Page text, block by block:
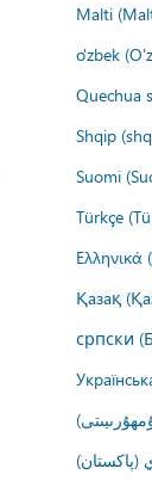
Malti
o'zbek
Quechua
Shqip
Suomi
Türkçe
Ελληνικά
Қазақ
српски
(پاکستان)